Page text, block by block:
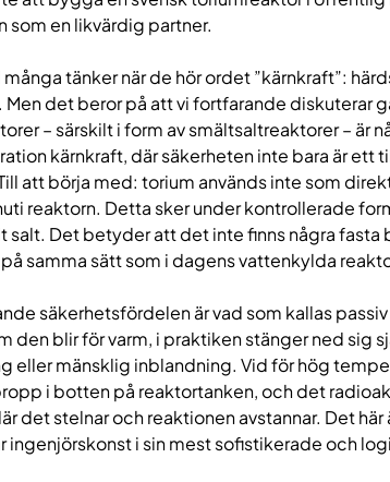
som en likvärdig partner.
många tänker när de hör ordet ”kärnkraft”:
Men det beror på att vi fortfarande diskuterar
– särskilt i form av smältsaltreaktorer – är
kärnkraft, där säkerheten inte bara är ett
att börja med: torium används inte som
reaktorn. Detta sker under kontrollerade
salt. Det betyder att det inte finns några fasta
samma sätt som i dagens vattenkylda
säkerhetsfördelen är vad som kallas
den blir för varm, i praktiken stänger ned sig
eller mänsklig inblandning. Vid för hög
i botten på reaktortanken, och det
det stelnar och reaktionen avstannar. Det
ingenjörskonst i sin mest sofistikerade och